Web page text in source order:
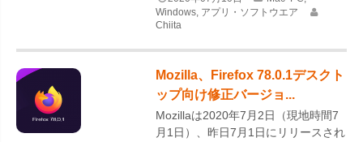
Windows, アプリ・ソフトウエア
Chiita
Mozilla、Firefox 78.0.1デスクト
ップ向け修正バージョ...
Mozillaは2020年7月2日（現地時間7
月1日）、昨日7月1日にリリースされ